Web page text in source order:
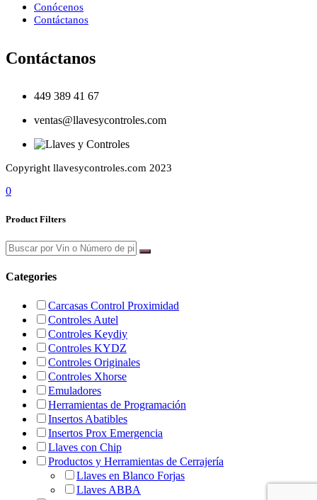
Conócenos
Contáctanos
Contáctanos
449 389 41 67
ventas@llavesycontroles.com
Copyright llavesycontroles.com 2023
0
Product Filters
Categories
Carcasas Control Proximidad
Controles Autel
Controles Keydiy
Controles KYDZ
Controles Originales
Controles Xhorse
Emuladores
Herramientas de Programación
Insertos Abatibles
Insertos Prox Emergencia
Llaves con Chip
Productos y Herramientas de Cerrajería
Llaves en Blanco Forjas
Llaves ABBA